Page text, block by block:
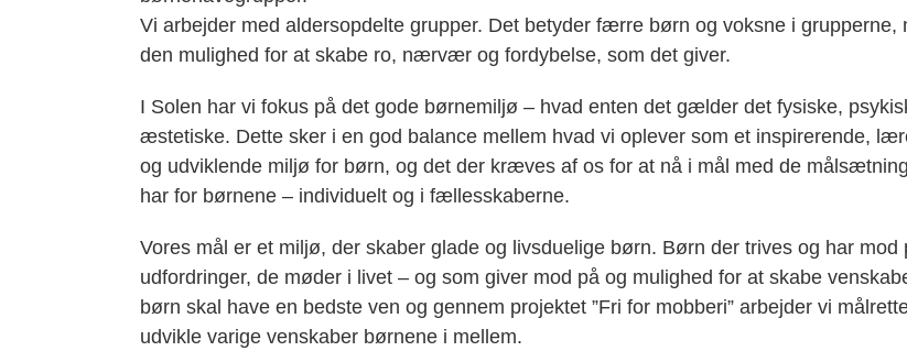
Vi arbejder med aldersopdelte grupper. Det betyder færre børn og voksne i grupperne,
den mulighed for at skabe ro, nærvær og fordybelse, som det giver.
I Solen har vi fokus på det gode børnemiljø – hvad enten det gælder det fysiske,
æstetiske. Dette sker i en god balance mellem hvad vi oplever som et inspirerende,
og udviklende miljø for børn, og det der kræves af os for at nå i mål med de
har for børnene – individuelt og i fællesskaberne.
Vores mål er et miljø, der skaber glade og livsduelige børn. Børn der trives og har mod
udfordringer, de møder i livet – og som giver mod på og mulighed for at skabe
børn skal have en bedste ven og gennem projektet ”Fri for mobberi” arbejder vi
udvikle varige venskaber børnene i mellem.